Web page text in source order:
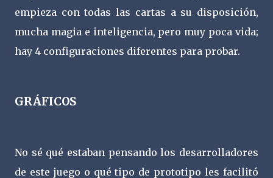
empieza con todas las cartas a su disposición,
mucha magia e inteligencia, pero muy poca vida;
hay 4 configuraciones diferentes para probar.
GRÁFICOS
No sé qué estaban pensando los desarrolladores
de este juego o qué tipo de prototipo les facilitó